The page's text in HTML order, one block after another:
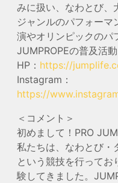
みに扱い、なわとび、
ジャンルのパフォーマ
演やオリンピックのパ
JUMPROPEの普及活動
HP： https://
Instagram：
https://
＜コメント＞
初めまして！PRO
私たちは、なわとび・
という競技を行って
験してきました。